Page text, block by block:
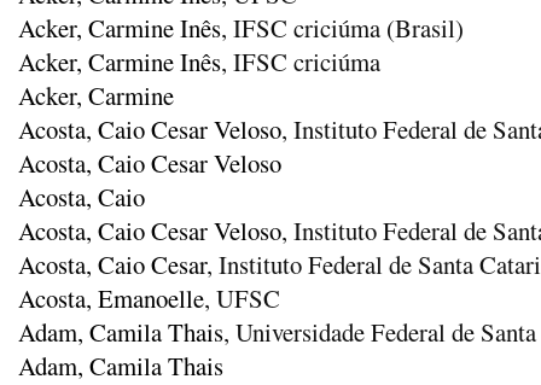
Acker, Carmine Inês, IFSC criciúma (Brasil)
Acker, Carmine Inês, IFSC criciúma
Acker, Carmine
Acosta, Caio Cesar Veloso, Instituto Federal de
Acosta, Caio Cesar Veloso
Acosta, Caio
Acosta, Caio Cesar Veloso, Instituto Federal de
Acosta, Caio Cesar, Instituto Federal de Santa
Acosta, Emanoelle, UFSC
Adam, Camila Thais, Universidade Federal de
Adam, Camila Thais